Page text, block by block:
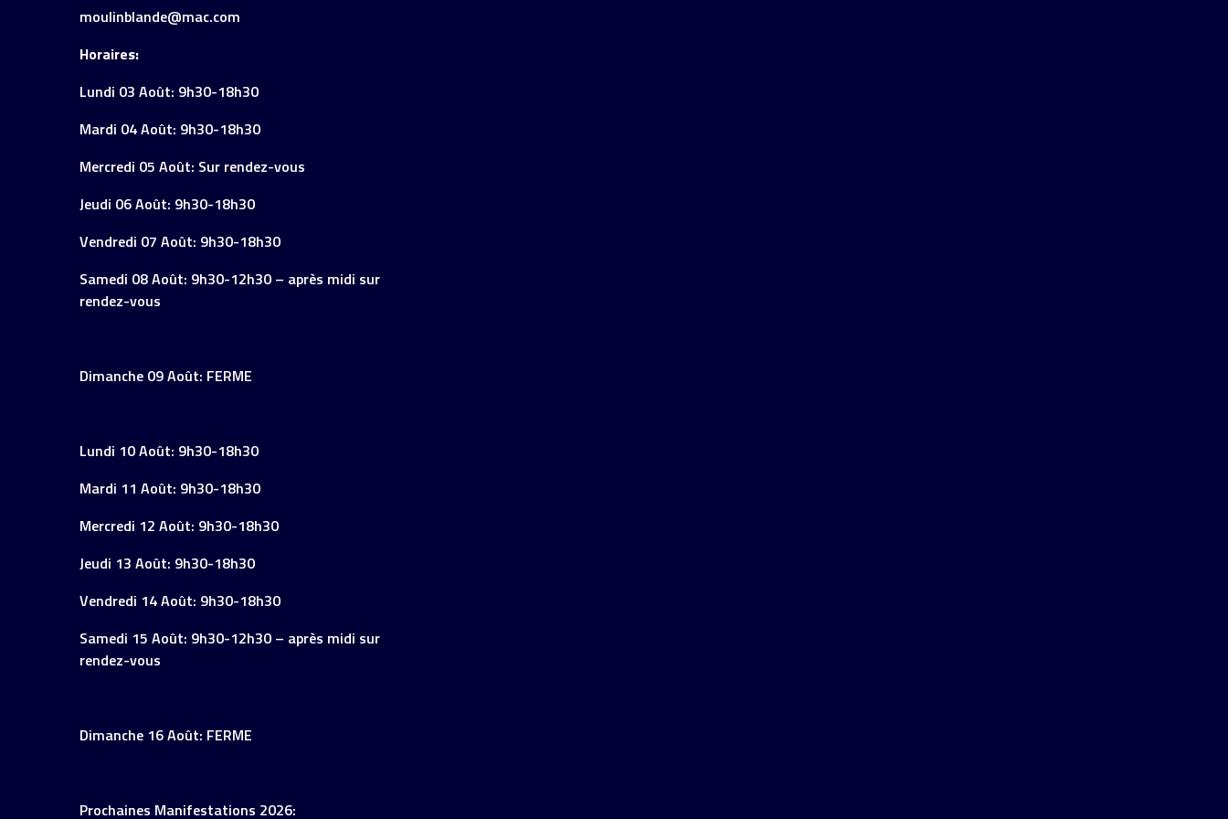
moulinblande@mac.com
Horaires:
Lundi 03 Août: 9h30-18h30
Mardi 04 Août: 9h30-18h30
Mercredi 05 Août: Sur rendez-vous
Jeudi 06 Août: 9h30-18h30
Vendredi 07 Août: 9h30-18h30
Samedi 08 Août: 9h30-12h30 – après midi sur
rendez-vous
Dimanche 09 Août: FERME
Lundi 10 Août: 9h30-18h30
Mardi 11 Août: 9h30-18h30
Mercredi 12 Août: 9h30-18h30
Jeudi 13 Août: 9h30-18h30
Vendredi 14 Août: 9h30-18h30
Samedi 15 Août: 9h30-12h30 – après midi sur
rendez-vous
Dimanche 16 Août: FERME
Prochaines Manifestations 2026: